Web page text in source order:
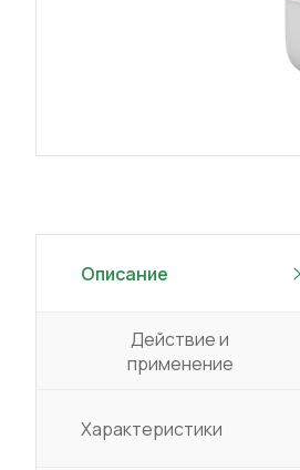
Описание
Действие и
применение
Характеристики